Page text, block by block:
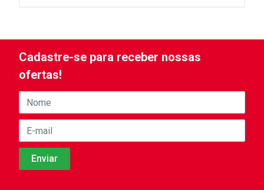
Cadastre-se para receber nossas
ofertas!